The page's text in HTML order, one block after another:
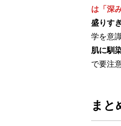
は「深
盛りす
学を意
肌に馴
で要注意
まと